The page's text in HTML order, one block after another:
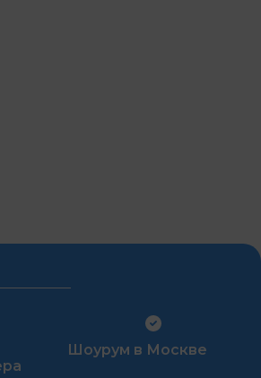
Шоурум в Москве